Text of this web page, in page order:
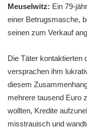
Meuselwitz: Ein 79-
einer Betrugsmasche,
seinen zum Verkauf
Die Täter kontaktierten
versprachen ihm
diesem
mehrere tausend Euro
wollten, Kredite
misstrauisch und